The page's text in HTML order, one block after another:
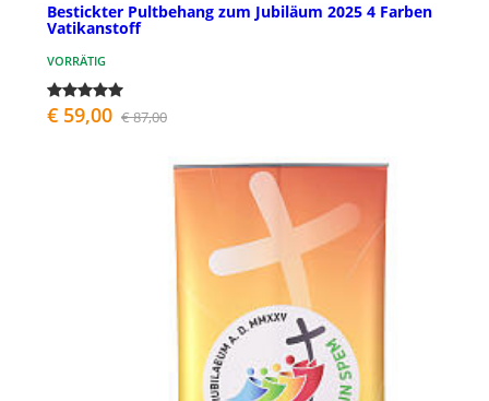
Bestickter Pultbehang zum Jubiläum 2025 4 Farben
Vatikanstoff
VORRÄTIG
€ 59,00 € 87,00